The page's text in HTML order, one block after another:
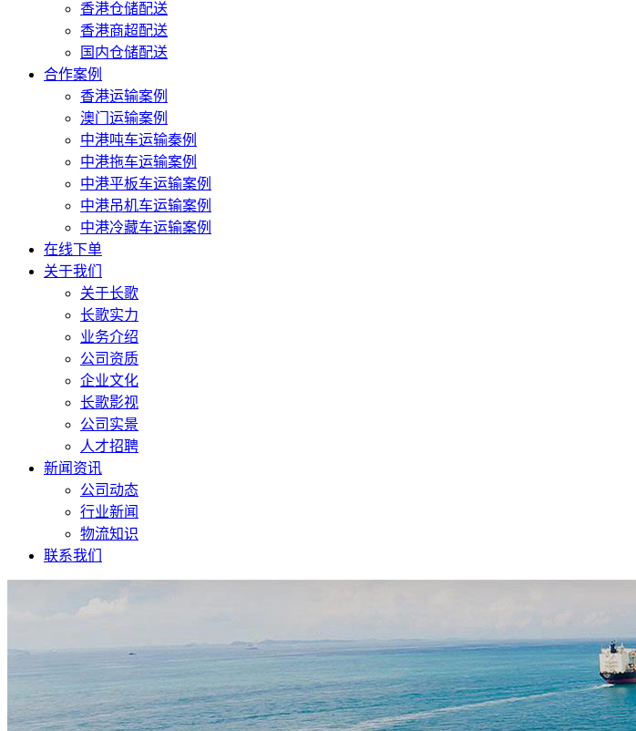
香港仓储配送
香港商超配送
国内仓储配送
合作案例
香港运输案例
澳门运输案例
中港吨车运输秦例
中港拖车运输案例
中港平板车运输案例
中港吊机车运输案例
中港冷藏车运输案例
在线下单
关于我们
关于长歌
长歌实力
业务介绍
公司资质
企业文化
长歌影视
公司实景
人才招聘
新闻资讯
公司动态
行业新闻
物流知识
联系我们